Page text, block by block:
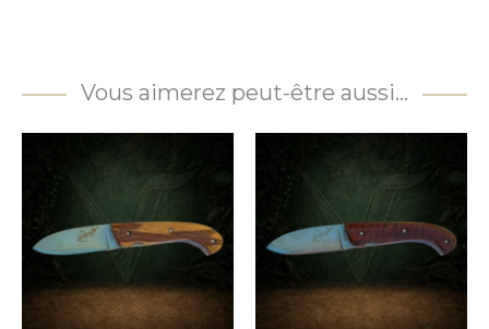
Vous aimerez peut-être aussi…